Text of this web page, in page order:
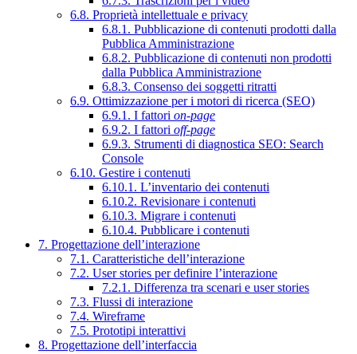
6.8. Proprietà intellettuale e privacy
6.8.1. Pubblicazione di contenuti prodotti dalla
Pubblica Amministrazione
6.8.2. Pubblicazione di contenuti non prodotti
dalla Pubblica Amministrazione
6.8.3. Consenso dei soggetti ritratti
6.9. Ottimizzazione per i motori di ricerca (SEO)
6.9.1. I fattori on-page
6.9.2. I fattori off-page
6.9.3. Strumenti di diagnostica SEO: Search
Console
6.10. Gestire i contenuti
6.10.1. L’inventario dei contenuti
6.10.2. Revisionare i contenuti
6.10.3. Migrare i contenuti
6.10.4. Pubblicare i contenuti
7. Progettazione dell’interazione
7.1. Caratteristiche dell’interazione
7.2. User stories per definire l’interazione
7.2.1. Differenza tra scenari e user stories
7.3. Flussi di interazione
7.4. Wireframe
7.5. Prototipi interattivi
8. Progettazione dell’interfaccia